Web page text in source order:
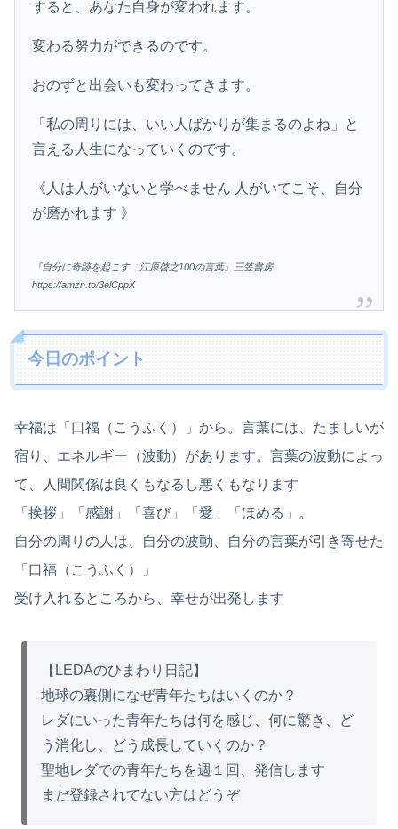
すると、あなた自身が変われます。
変わる努力ができるのです。
おのずと出会いも変わってきます。
「私の周りには、いい人ばかりが集まるのよね」と
言える人生になっていくのです。
《人は人がいないと学べません 人がいてこそ、自分
が磨かれます 》
『自分に奇跡を起こす 江原啓之100の言葉』三笠書房
https://amzn.to/3elCppX
今日のポイント
幸福は「口福（こうふく）」から。言葉には、たましいが
宿り、エネルギー（波動）があります。言葉の波動によっ
て、人間関係は良くもなるし悪くもなります
「挨拶」「感謝」「喜び」「愛」「ほめる」。
自分の周りの人は、自分の波動、自分の言葉が引き寄せた
「口福（こうふく）」
受け入れるところから、幸せが出発します
【LEDAのひまわり日記】
地球の裏側になぜ青年たちはいくのか？
レダにいった青年たちは何を感じ、何に驚き、ど
う消化し、どう成長していくのか？
聖地レダでの青年たちを週１回、発信します
まだ登録されてない方はどうぞ